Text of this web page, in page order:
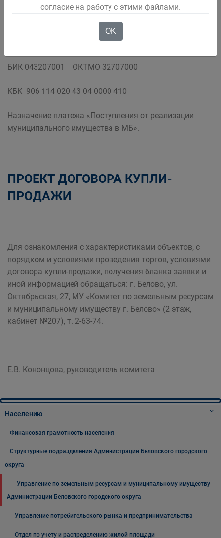
Банк: Отделение Кемерово
ИНН 4202051608 КПП 420201001 Р/СЧЕТ
БИК 043207001 ОКТМО 32707000
КБК 906 114 020 43 04 0000 410
Назначение платежа «Поступления от реализации
муниципального имущества в МБ».
ПРОЕКТ ДОГОВОРА КУПЛИ-
ПРОДАЖИ
Для ознакомления с характеристиками объектов, с
порядком и условиями проведения торгов, условиями
договора купли-продажи, получения бланка заявки и
иной информацией обращаться: г. Белово, ул.
Октябрьская, 27, МУ «Комитет по земельным ресурсам
и муниципальному имуществу г. Белово» (2 этаж,
кабинет №207), т. 2-63-74.
Е.В. Кононцова, руководитель комитета
Населению
Финансовая грамотность населения
Структурные подразделения Администрации Беловского городского
округа
Управление по земельным ресурсам и муниципальному имуществу
Администрации Беловского городского округа
Управление потребительского рынка и предпринимательства
Отдел по учету и распределению жилой площади
согласие на работу с этими файлами.
OK